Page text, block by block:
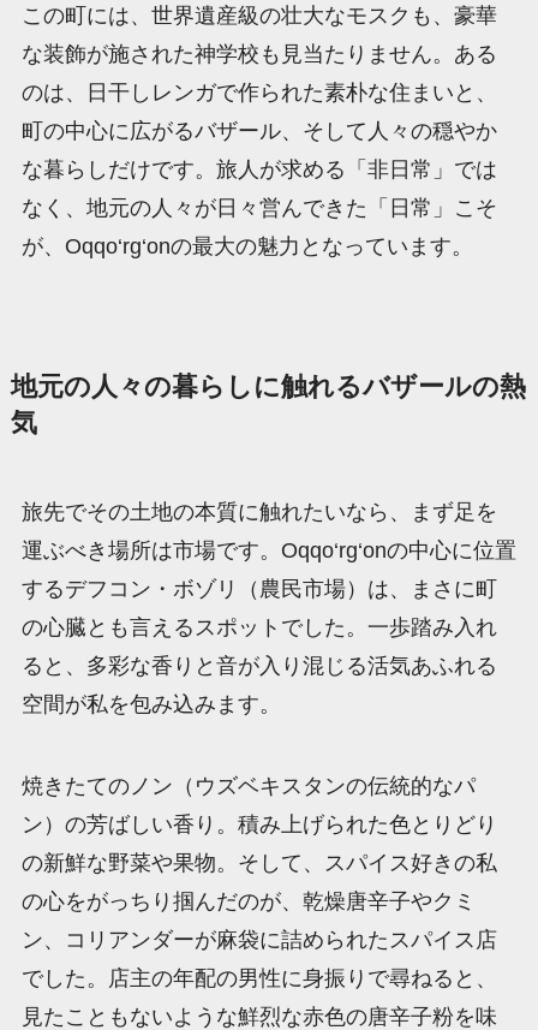
この町には、世界遺産級の壮大なモスクも、豪華
な装飾が施された神学校も見当たりません。ある
のは、日干しレンガで作られた素朴な住まいと、
町の中心に広がるバザール、そして人々の穏やか
な暮らしだけです。旅人が求める「非日常」では
なく、地元の人々が日々営んできた「日常」こそ
が、Oqqo‘rg‘onの最大の魅力となっています。
地元の人々の暮らしに触れるバザールの熱
気
旅先でその土地の本質に触れたいなら、まず足を
運ぶべき場所は市場です。Oqqo‘rg‘onの中心に位置
するデフコン・ボゾリ（農民市場）は、まさに町
の心臓とも言えるスポットでした。一歩踏み入れ
ると、多彩な香りと音が入り混じる活気あふれる
空間が私を包み込みます。
焼きたてのノン（ウズベキスタンの伝統的なパ
ン）の芳ばしい香り。積み上げられた色とりどり
の新鮮な野菜や果物。そして、スパイス好きの私
の心をがっちり掴んだのが、乾燥唐辛子やクミ
ン、コリアンダーが麻袋に詰められたスパイス店
でした。店主の年配の男性に身振りで尋ねると、
見たこともないような鮮烈な赤色の唐辛子粉を味